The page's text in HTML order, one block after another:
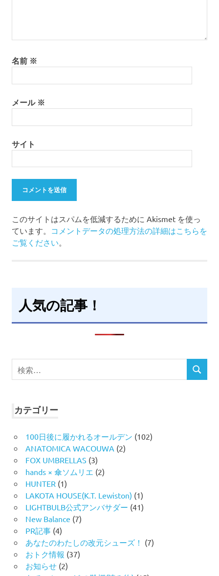
名前 ※
メール ※
サイト
このサイトはスパムを低減するために Akismet を使っ
ています。 コメントデータの処理方法の詳細はこちらを
ご覧ください。
人気の記事！
検
索
検
カテゴリー
100日後に履かれるオールデン (102)
ANATOMICA WACOUWA (2)
FOX UMBRELLAS (3)
hands × 傘ソムリエ (2)
HUNTER (1)
LAKOTA HOUSE(K.T. Lewiston) (1)
LIGHTBULB公式アンバサダー (41)
New Balance (7)
PR記事(4)
あなたのわたしの改元シューズ！ (7)
おトク情報 (37)
お知らせ(2)